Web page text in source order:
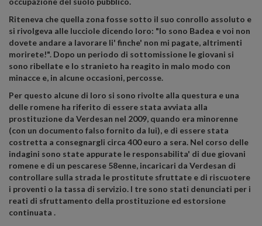
Riteneva che quella zona fosse sotto il suo conrollo assoluto e
si rivolgeva alle lucciole dicendo loro: "Io sono Badea e voi non
dovete andare a lavorare li' finche' non mi pagate, altrimenti
morirete!". Dopo un periodo di sottomissione le giovani si
sono ribellate e lo stranieto ha reagito in malo modo con
minacce e, in alcune occasioni, percosse.
Per questo alcune di loro si sono rivolte alla questura e una
delle romene ha riferito di essere stata avviata alla
prostituzione da Verdesan nel 2009, quando era minorenne
(con un documento falso fornito da lui), e di essere stata
costretta a consegnargli circa 400 euro a sera. Nel corso delle
indagini sono state appurate le responsabilita' di due giovani
romene e di un pescarese 58enne, incaricari da Verdesan di
controllare sulla strada le prostitute sfruttate e di riscuotere
i proventi o la tassa di servizio. I tre sono stati denunciati per i
reati di sfruttamento della prostituzione ed estorsione
continuata .